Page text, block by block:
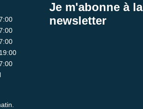
Je m'abonne à la
newsletter